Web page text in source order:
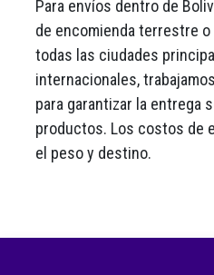
Para envíos dentro de
de encomienda terrestre o
todas las ciudades
internacionales,
para garantizar la entrega
productos. Los costos de
el peso y destino.